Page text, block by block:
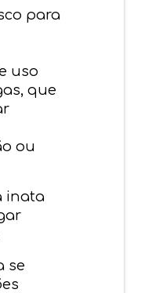
para
uso
que
ou
inata
se